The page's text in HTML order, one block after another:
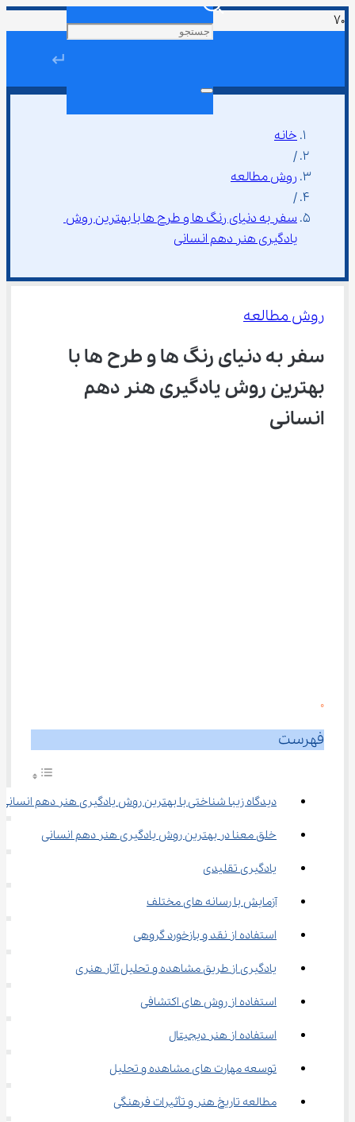
↵
خانه
/
روش مطالعه
/
سفر به دنیای رنگ ‌ها و طرح‌ ها با بهترین روش
یادگیری هنر دهم انسانی
روش مطالعه
سفر به دنیای رنگ ‌ها و طرح‌ ها با
بهترین روش یادگیری هنر دهم
انسانی
0
فهرست
دیدگاه زیبا شناختی با بهترین روش یادگیری هنر دهم انسانی
خلق معنا در بهترین روش یادگیری هنر دهم انسانی
یادگیری تقلیدی
آزمایش با رسانه ‌های مختلف
استفاده از نقد و بازخورد گروهی
یادگیری از طریق مشاهده و تحلیل آثار هنری
استفاده از روش‌ های اکتشافی
استفاده از هنر دیجیتال
توسعه مهارت‌ های مشاهده و تحلیل
مطالعه تاریخ هنر و تأثیرات فرهنگی